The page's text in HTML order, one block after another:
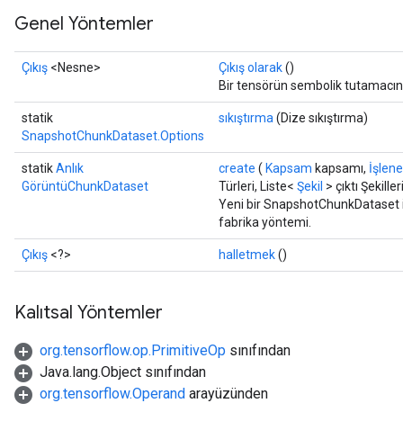
Genel Yöntemler
Çıkış <Nesne> Çıkış olarak()
Bir tensörün sembolik
statik
SnapshotChunkDataset.Options
sıkıştırma (Dize sıkıştırma)
statikAnlık
GörüntüChunkDataset
create ( Kapsam kapsamı,
Türleri, Liste< Şekil > çıktı
Yeni bir SnapshotChunkDataset
fabrika yöntemi.
Çıkış <?> halletmek()
Kalıtsal Yöntemler
org.tensorflow.op.PrimitiveOp sınıfından
Java.lang.Object sınıfından
org.tensorflow.Operand arayüzünden